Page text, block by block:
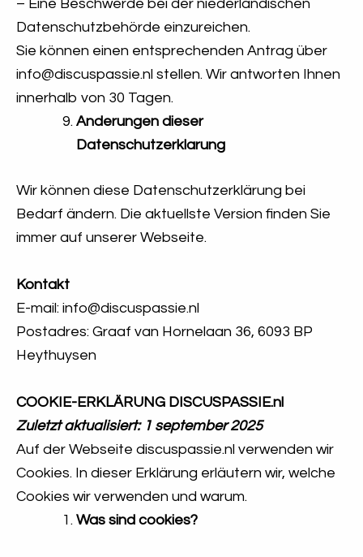
– Eine Beschwerde bei der niederländischen
Datenschutzbehörde einzureichen.
Sie können einen entsprechenden Antrag über
info@discuspassie.nl stellen. Wir antworten Ihnen
innerhalb von 30 Tagen.
Anderungen dieser
Datenschutzerklarung
Wir können diese Datenschutzerklärung bei
Bedarf ändern. Die aktuellste Version finden Sie
immer auf unserer Webseite.
Kontakt
E-mail: info@discuspassie.nl
Postadres: Graaf van Hornelaan 36, 6093 BP
Heythuysen
COOKIE-ERKLÄRUNG DISCUSPASSIE.nl
Zuletzt aktualisiert: 1 september 2025
Auf der Webseite discuspassie.nl verwenden wir
Cookies. In dieser Erklärung erläutern wir, welche
Cookies wir verwenden und warum.
Was sind cookies?